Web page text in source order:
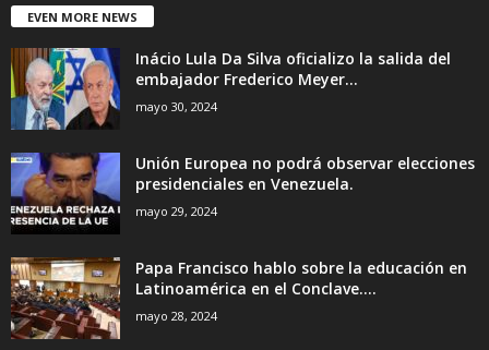
EVEN MORE NEWS
Inácio Lula Da Silva oficializo la salida del
embajador Frederico Meyer...
mayo 30, 2024
Unión Europea no podrá observar elecciones
presidenciales en Venezuela.
mayo 29, 2024
Papa Francisco hablo sobre la educación en
Latinoamérica en el Conclave....
mayo 28, 2024